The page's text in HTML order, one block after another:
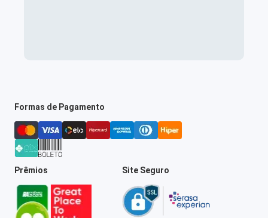
Formas de Pagamento
Prêmios Site Seguro